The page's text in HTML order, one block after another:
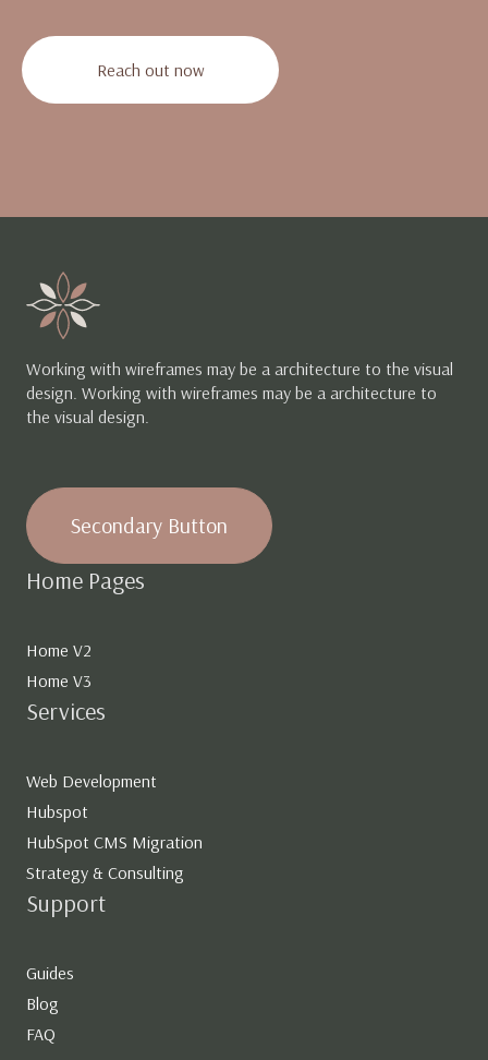
Reach out now
Working with wireframes may be a architecture to the visual
design. Working with wireframes may be a architecture to
the visual design.
Secondary Button
Home Pages
Home V2
Home V3
Services
Web Development
Hubspot
HubSpot CMS Migration
Strategy & Consulting
Support
Guides
Blog
FAQ